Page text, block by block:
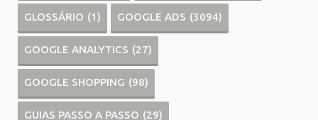
GLOSSÁRIO (1) GOOGLE ADS (3094)
GOOGLE ANALYTICS (27)
GOOGLE SHOPPING (98)
GUIAS PASSO A PASSO (29)